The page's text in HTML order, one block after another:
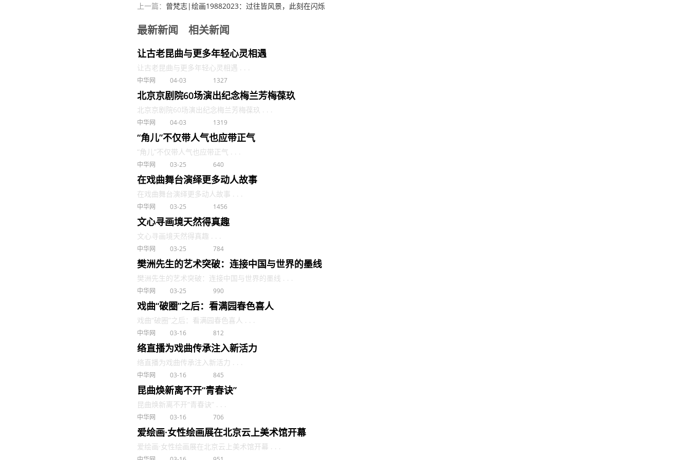
上一篇： 曾梵志|绘画19882023：过往皆风景，此刻在闪烁
最新新闻 相关新闻
让古老昆曲与更多年轻心灵相遇
让古老昆曲与更多年轻心灵相遇 . . .
中华网 04-03 1327
北京京剧院60场演出纪念梅兰芳梅葆玖
北京京剧院60场演出纪念梅兰芳梅葆玖 . . .
中华网 04-03 1319
“角儿”不仅带人气也应带正气
“角儿”不仅带人气也应带正气 . . .
中华网 03-25 640
在戏曲舞台演绎更多动人故事
在戏曲舞台演绎更多动人故事 . . .
中华网 03-25 1456
文心寻画境天然得真趣
文心寻画境天然得真趣 . . .
中华网 03-25 784
樊洲先生的艺术突破：连接中国与世界的墨线
樊洲先生的艺术突破：连接中国与世界的墨线 . . .
中华网 03-25 990
戏曲“破圈”之后：看满园春色喜人
戏曲“破圈”之后：看满园春色喜人 . . .
中华网 03-16 812
络直播为戏曲传承注入新活力
络直播为戏曲传承注入新活力 . . .
中华网 03-16 845
昆曲焕新离不开“青春诀”
昆曲焕新离不开“青春诀” . . .
中华网 03-16 706
爱绘画·女性绘画展在北京云上美术馆开幕
爱绘画·女性绘画展在北京云上美术馆开幕 . . .